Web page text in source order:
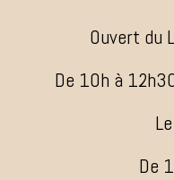
Ouvert du
De 10h à
De